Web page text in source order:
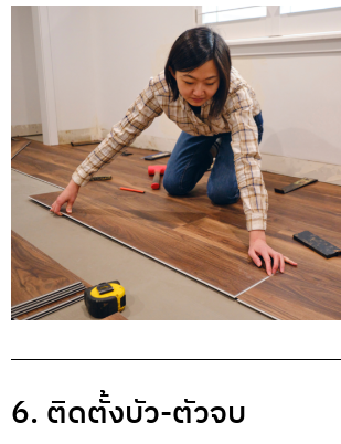
6. ติดตั้งบัว-ตัวจบ